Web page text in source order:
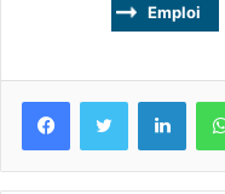
Emploi
FacebookTwitter